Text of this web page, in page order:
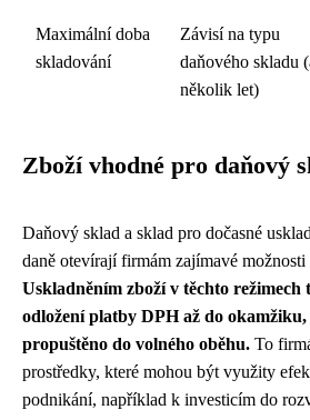
Maximální doba
skladování
Závisí na typu
daňového skladu
několik let)
Zboží vhodné pro daňový
Daňový sklad a sklad pro dočasné
daně otevírají firmám zajímavé
Uskladněním zboží v těchto režimech
odložení platby DPH až do
propuštěno do volného oběhu. To
prostředky, které mohou být využity
podnikání, například k investicím do